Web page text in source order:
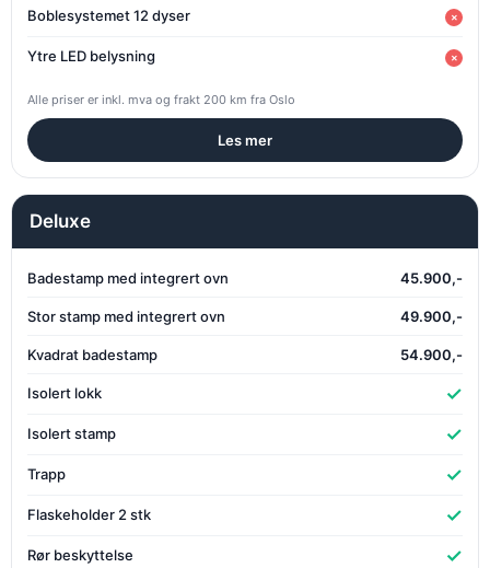
Boblesystemet 12 dyser ×
Ytre LED belysning ×
Alle priser er inkl. mva og frakt 200 km fra Oslo
Les mer
Deluxe
Badestamp med integrert ovn 45.900,-
Stor stamp med integrert ovn 49.900,-
Kvadrat badestamp 54.900,-
Isolert lokk ✓
Isolert stamp ✓
Trapp ✓
Flaskeholder 2 stk ✓
Rør beskyttelse ✓